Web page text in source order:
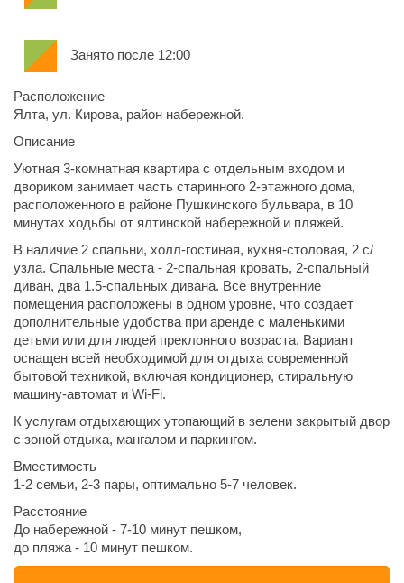
Занято после 12:00
Расположение
Ялта, ул. Кирова, район набережной.
Описание
Уютная 3-комнатная квартира с отдельным входом и
двориком занимает часть старинного 2-этажного дома,
расположенного в районе Пушкинского бульвара, в 10
минутах ходьбы от ялтинской набережной и пляжей.
В наличие 2 спальни, холл-гостиная, кухня-столовая, 2 с/
узла. Спальные места - 2-спальная кровать, 2-спальный
диван, два 1.5-спальных дивана. Все внутренние
помещения расположены в одном уровне, что создает
дополнительные удобства при аренде с маленькими
детьми или для людей преклонного возраста. Вариант
оснащен всей необходимой для отдыха современной
бытовой техникой, включая кондиционер, стиральную
машину-автомат и Wi-Fi.
К услугам отдыхающих утопающий в зелени закрытый двор
с зоной отдыха, мангалом и паркингом.
Вместимость
1-2 семьи, 2-3 пары, оптимально 5-7 человек.
Расстояние
До набережной - 7-10 минут пешком,
до пляжа - 10 минут пешком.